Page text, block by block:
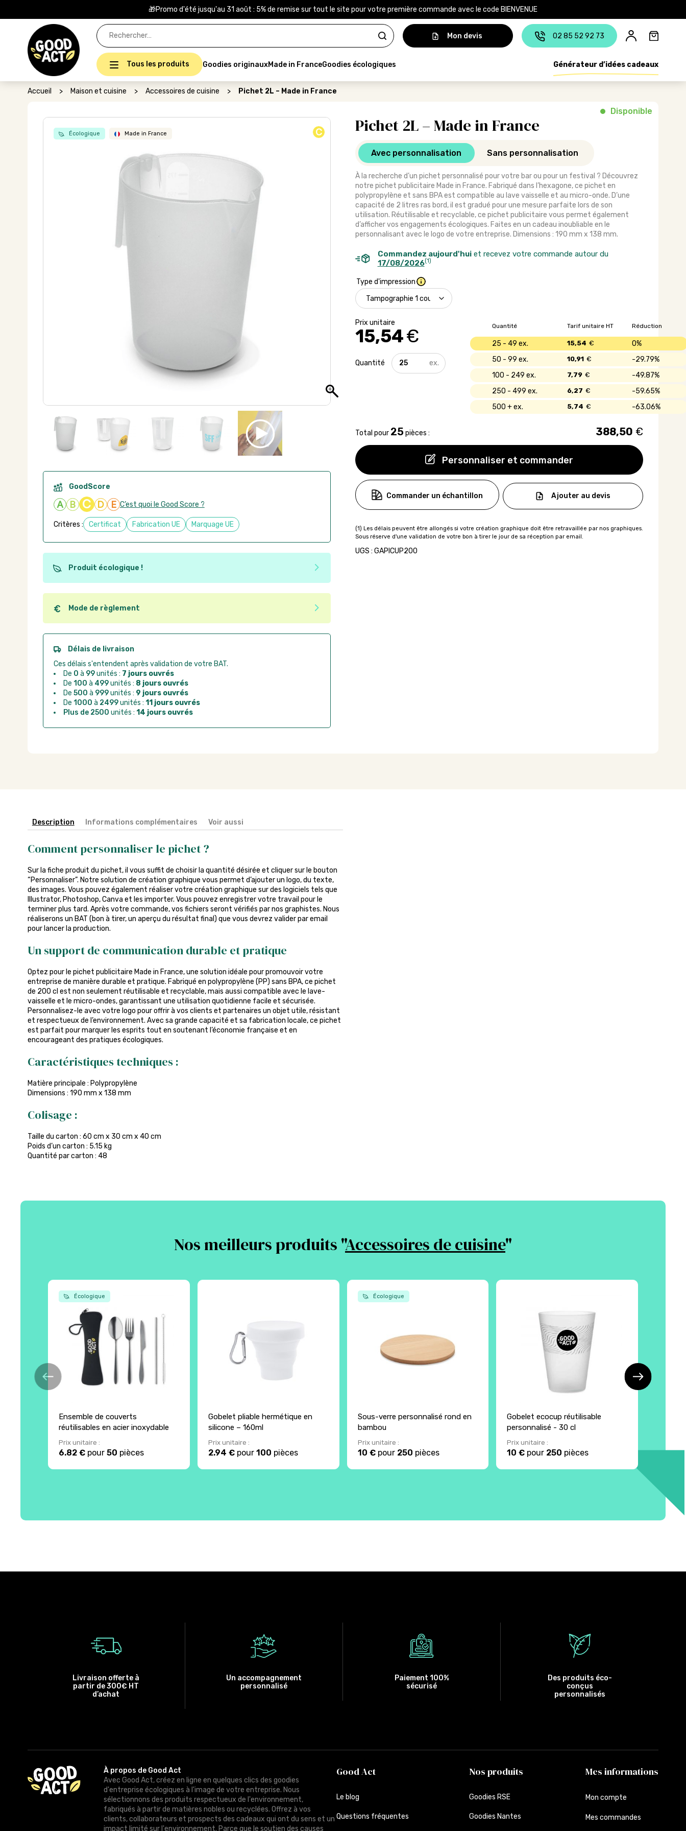
🎁Promo d'été jusqu'au 31 août : 5% de remise sur tout le site pour votre première commande avec le code BIENVENUE
Rechercher :
Mon devis
02 85 52 92 73
Tous les produits Goodies originauxMade in FranceGoodies écologiques Générateur d’idées cadeaux
Accueil > Maison et cuisine > Accessoires de cuisine > Pichet 2L – Made in France
Écologique Made in France C Pichet 2L – Made in France
Disponible
Avec personnalisation Sans personnalisation
À la recherche d’un pichet personnalisé pour votre bar ou pour un festival ? Découvrez
notre pichet publicitaire Made in France. Fabriqué dans l’hexagone, ce pichet en
polypropylène et sans BPA est compatible au lave vaisselle et au micro-onde. D’une
capacité de 2 litres ras bord, il est gradué pour une mesure parfaite lors de son
utilisation. Réutilisable et recyclable, ce pichet publicitaire vous permet également
d’afficher vos engagements écologiques. Faites en un cadeau inoubliable en le
personnalisant avec le logo de votre entreprise. Dimensions : 190 mm x 138 mm.
Commandez aujourd'huiet recevez votre commande autour du
17/08/2026(1)
Type d'impression
15,54€
Personnaliser et commander
quantité
de
Quantité Réduction
Tarif unitaire HT
25 - 49 0%
15,54 €
50 - 99 29.79%
10,91 €
100 - 249 49.87%
7,79 €
250 - 499 59.65%
6,27 €
500 + 63.06%
5,74 €
Total pour 25 pièces : 388,50 €
Commander un échantillon Ajouter au devis
UGS : GAPICUP200
GoodScore
A B C D E C’est quoi le Good Score ?
Critères : Certificat Fabrication UE Marquage UE
Produit écologique !
Ce produit est éco-conçu, il a été fabriqué à partir de matériaux recyclés ou
recyclables. Ces produits peuvent plus facilement obtenir une seconde vie après
utilisation. L'origine de fabrication du produit n'entre pas dans les critères d'éco-
conception.
Mode de règlement
Quel que soit le mode de règlement, vous pouvez passer commande en ligne sur
Good Act.
Paiement CB :paiement sécurisé par carte bancaire
Virement bancaire :
règlement sur facture après la commande
Chorus Pro :règlement par mandat administratif après la commande
Délais de livraison
Ces délais s'entendent après validation de votre BAT.
De 0 à 99unités : 7 jours ouvrés
De 100 à 499unités : 8 jours ouvrés
De 500 à 999unités : 9 jours ouvrés
De 1000 à 2499unités : 11 jours ouvrés
Plus de 2500 unités : 14 jours ouvrés
Description Informations complémentaires Voir aussi
Comment personnaliser le pichet ?
Sur la fiche produit du pichet, il vous suffit de choisir la quantité désirée et cliquer sur le bouton
“Personnaliser”. Notre solution de création graphique vous permet d’ajouter un logo, du texte,
des images. Vous pouvez également réaliser votre création graphique sur des logiciels tels que
Illustrator, Photoshop, Canva et les importer. Vous pouvez enregistrer votre travail pour le
terminer plus tard. Après votre commande, vos fichiers seront vérifiés par nos graphistes. Nous
réaliserons un BAT (bon à tirer, un aperçu du résultat final) que vous devrez valider par email
pour lancer la production.
Un support de communication durable et pratique
Optez pour le pichet publicitaire Made in France, une solution idéale pour promouvoir votre
entreprise de manière durable et pratique. Fabriqué en polypropylène (PP) sans BPA, ce pichet
de 200 cl est non seulement réutilisable et recyclable, mais aussi compatible avec le lave-
vaisselle et le micro-ondes, garantissant une utilisation quotidienne facile et sécurisée.
Personnalisez-le avec votre logo pour offrir à vos clients et partenaires un objet utile, résistant
et respectueux de l’environnement. Avec sa grande capacité et sa fabrication locale, ce pichet
est parfait pour marquer les esprits tout en soutenant l’économie française et en
encourageant des pratiques écologiques.
Caractéristiques techniques :
Matière principale : Polypropylène
Dimensions : 190 mm x 138 mm
Colisage :
Taille du carton : 60 cm x 30 cm x 40 cm
Poids d’un carton : 5.15 kg
Quantité par carton : 48
Nos meilleurs produits "Accessoires de cuisine"
Écologique
Ensemble de couverts
réutilisables en acier inoxydable
Prix unitaire :
6.82 € pour50 pièces
Gobelet pliable hermétique en
silicone – 160ml
Prix unitaire :
2.94 €pour 100 pièces
Écologique
Sous-verre personnalisé rond en
bambou
Prix unitaire :
10 €pour 250 pièces
Gobelet ecocup réutilisable
personnalisé - 30 cl
Prix unitaire :
10 € pour 250 pièces 4.90 €
Livraison offerte à
partir de 300€ HT
d’achat
Un accompagnement
personnalisé
Paiement 100%
sécurisé
Des produits éco-
conçus
personnalisés
À propos de Good Act
Avec Good Act, créez en ligne en quelques clics des goodies
d'entreprise écologiques à l'image de votre entreprise. Nous
sélectionnons des produits respectueux de l'environnement,
fabriqués à partir de matières nobles ou recyclées. Offrez à vos
clients, collaborateurs et prospects des cadeaux qui ont du sens et un
impact limité sur l'environnement. Parce que le soutien des causes
Good Act
Le blog
Questions fréquentes
Nos produits
Goodies RSE
Goodies Nantes
Mes informations
Mon compte
Mes commandes